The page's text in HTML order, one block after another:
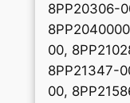
8PP20306-
00,
8PP21347-
00,